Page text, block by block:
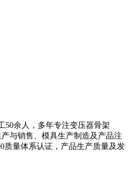
50余人，多年专注变压器骨架
与销售、模具生产制造及产品注
质量体系认证，产品生产质量及发